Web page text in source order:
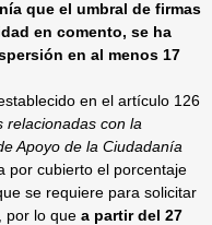
que el umbral de firmas
en comento, se ha
en al menos 17
en el artículo 126
relacionadas con la
Apoyo de la Ciudadanía
por cubierto el porcentaje
se requiere para solicitar
por lo que a partir del 27